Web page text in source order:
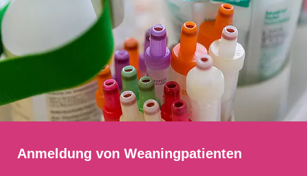
Anmeldung von Weaningpatienten